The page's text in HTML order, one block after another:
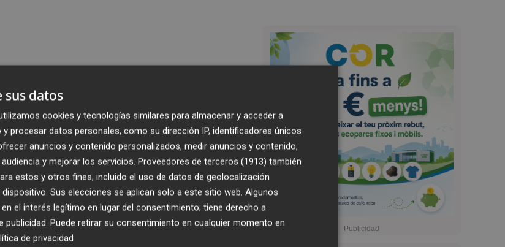
sus datos
cookies y tecnologías similares para almacenar y acceder a
procesar datos personales, como su dirección IP, identificadores únicos
anuncios y contenido personalizados, medir anuncios y contenido,
y mejorar los servicios. Proveedores de terceros (1913) también
estos y otros fines, incluido el uso de datos de geolocalización
Sus elecciones se aplican solo a este sitio web. Algunos
el interés legítimo en lugar del consentimiento; tiene derecho a
publicidad. Puede retirar su consentimiento en cualquier momento en
de privacidad